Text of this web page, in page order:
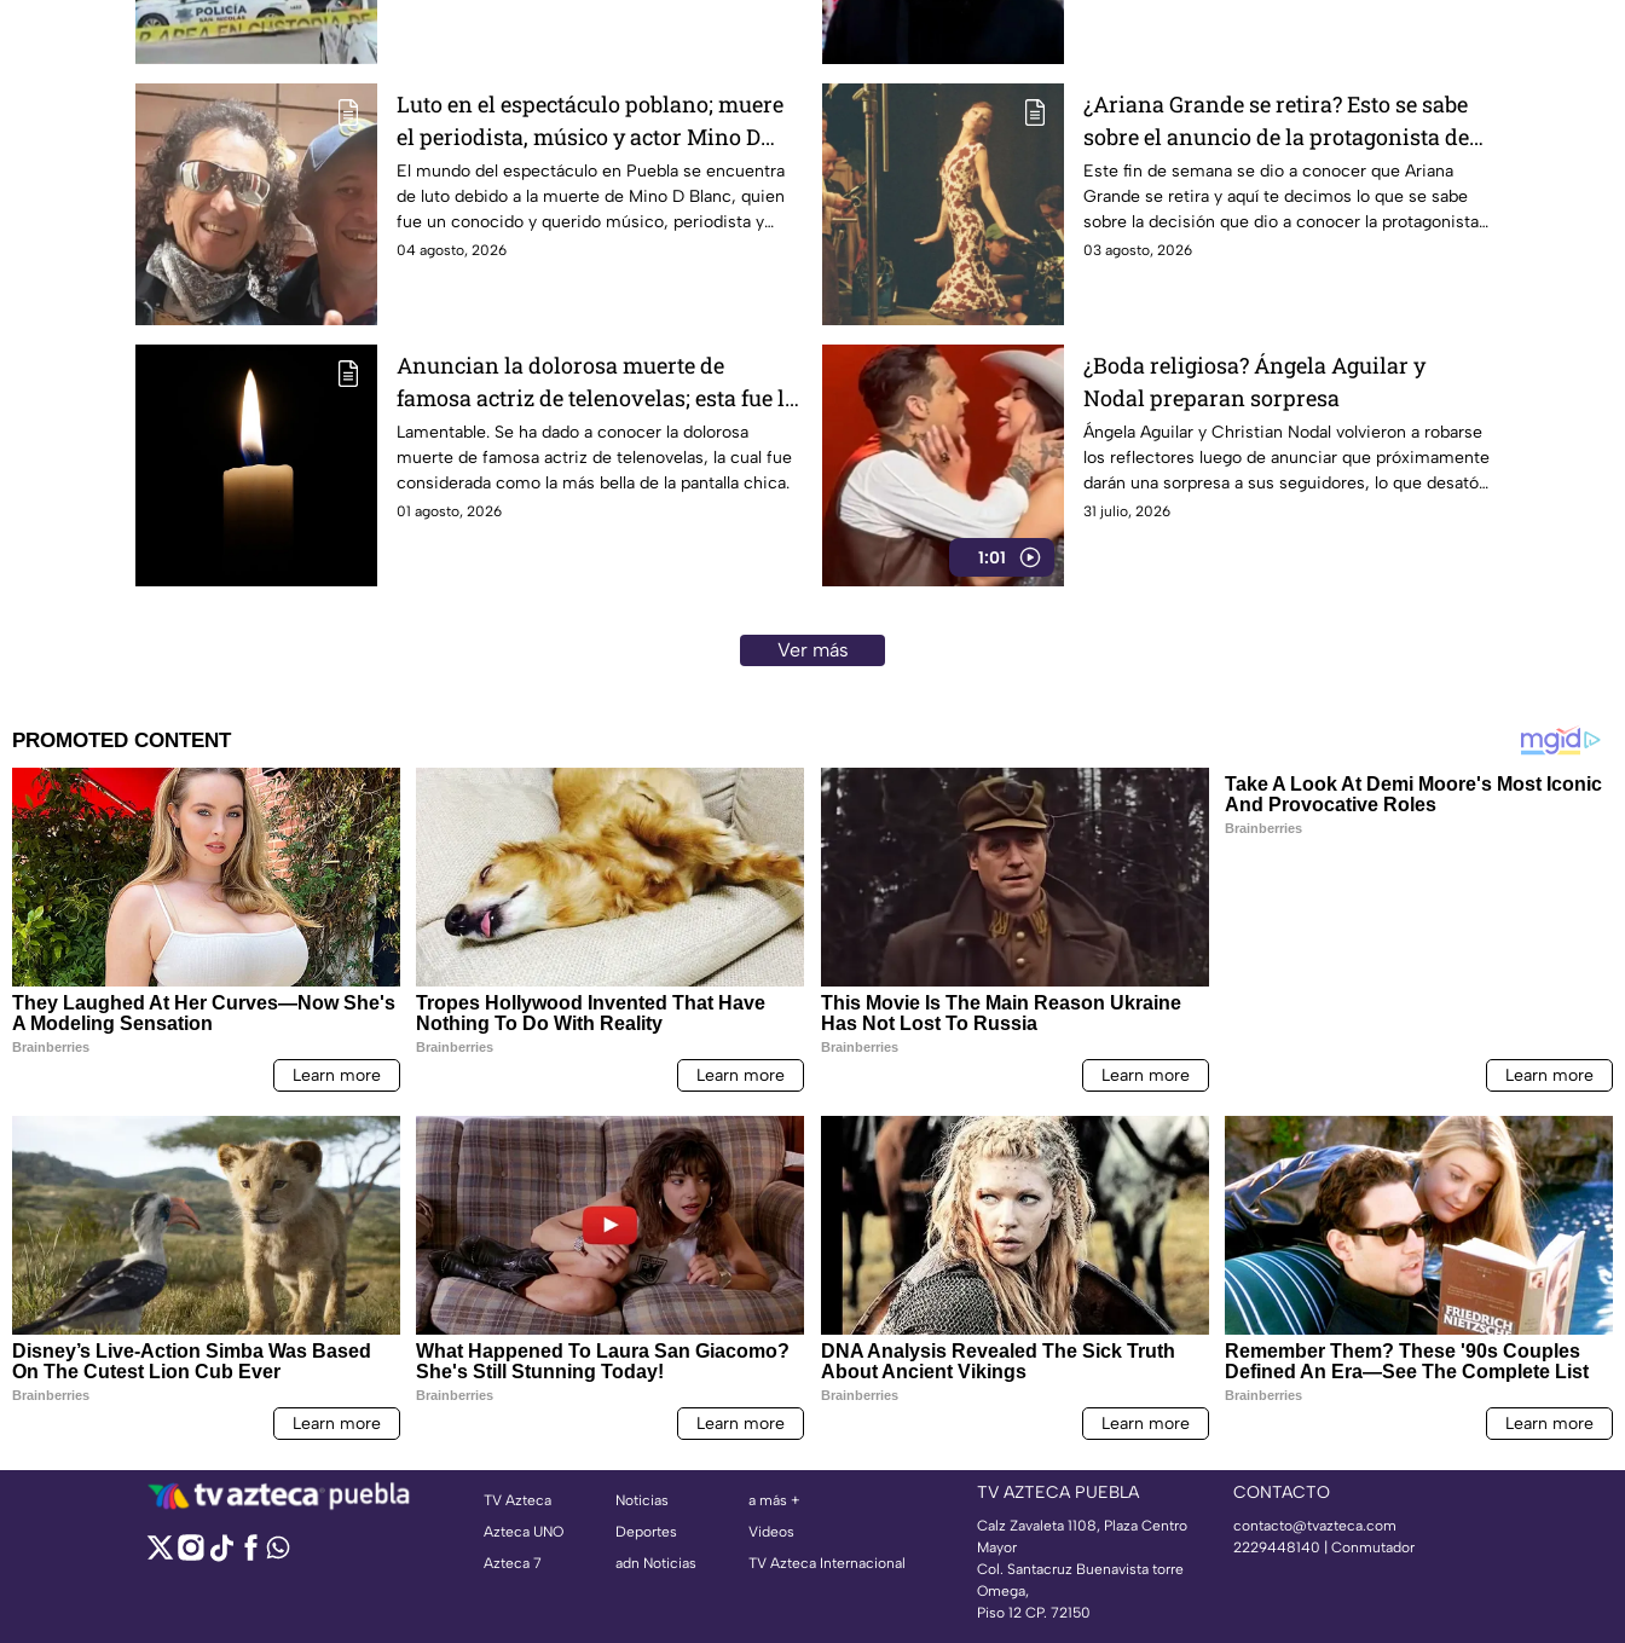
Luto en el espectáculo poblano; muere
el periodista, músico y actor Mino D
Blanc
El mundo del espectáculo en Puebla se encuentra
de luto debido a la muerte de Mino D Blanc, quien
fue un conocido y querido músico, periodista y
actor.
04 agosto, 2026
¿Ariana Grande se retira? Esto se sabe
sobre el anuncio de la protagonista de
Wicked
Este fin de semana se dio a conocer que Ariana
Grande se retira y aquí te decimos lo que se sabe
sobre la decisión que dio a conocer la protagonista
de Wicked.
03 agosto, 2026
Anuncian la dolorosa muerte de
famosa actriz de telenovelas; esta fue la
CAUSA
Lamentable. Se ha dado a conocer la dolorosa
muerte de famosa actriz de telenovelas, la cual fue
considerada como la más bella de la pantalla chica.
01 agosto, 2026
1:01
¿Boda religiosa? Ángela Aguilar y
Nodal preparan sorpresa
Ángela Aguilar y Christian Nodal volvieron a robarse
los reflectores luego de anunciar que próximamente
darán una sorpresa a sus seguidores, lo que desató
una ola de especulaciones en redes sociales.
31 julio, 2026
Ver más
TV Azteca
Azteca UNO
Azteca 7
Noticias
Deportes
adn Noticias
a más +
Videos
TV Azteca Internacional
TV AZTECA PUEBLA
Calz Zavaleta 1108, Plaza Centro
Mayor
Col. Santacruz Buenavista torre
Omega,
Piso 12 CP. 72150
CONTACTO
contacto@tvazteca.com
2229448140 | Conmutador